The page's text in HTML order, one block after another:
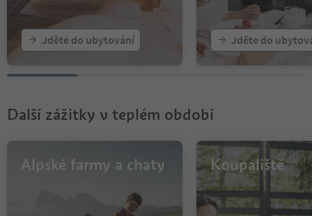
Jděte do ubytování Jděte do
Další zážitky v teplém období
Alpské farmy a chaty Koupaliště